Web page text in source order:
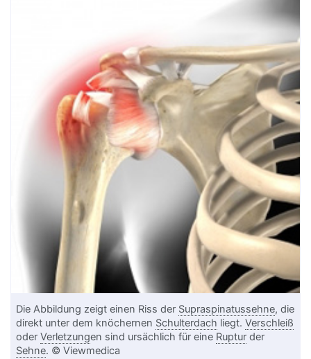
Die Abbildung zeigt einen Riss der Supraspinatussehne, die
direkt unter dem knöchernen Schulterdach liegt.Verschleiß
oderVerletzungen sind ursächlich für eine Ruptur der
Sehne. © Viewmedica